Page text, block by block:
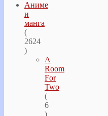
Аниме
и
манга
(
2624
)
A
Room
For
Two
(
6
)